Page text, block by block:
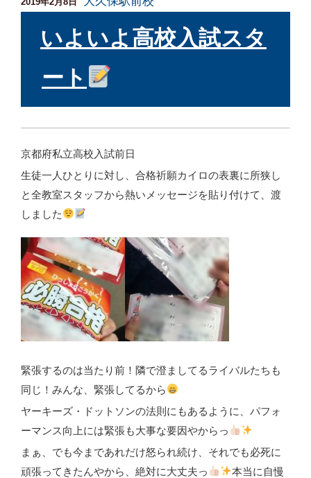
いよいよ高校入試スタ
ート
京都府私立高校入試前日
生徒一人ひとりに対し、合格祈願カイロの表裏に所狭し
と全教室スタッフから熱いメッセージを貼り付けて、渡
しました
緊張するのは当たり前！隣で澄ましてるライバルたちも
同じ！みんな、緊張してるから
ヤーキーズ・ドットソンの法則にもあるように、パフォ
ーマンス向上には緊張も大事な要因やからっ
まぁ、でも今まであれだけ怒られ続け、それでも必死に
頑張ってきたんやから、絶対に大丈夫っ
本当に自慢